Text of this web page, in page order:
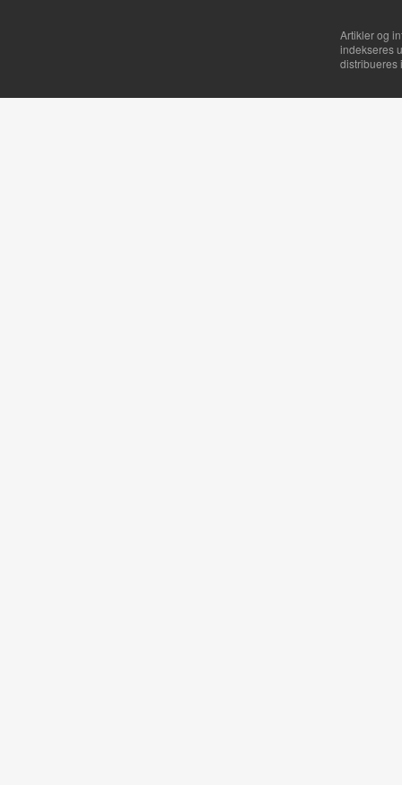
Artikler og
indekseres
distribueres